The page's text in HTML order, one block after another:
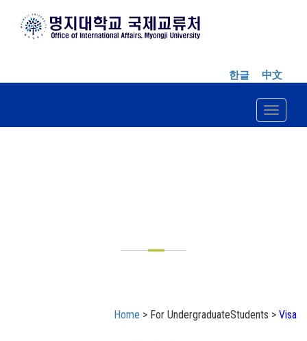
한글 中文
Toggle
Home > For UndergraduateStudents > Visa